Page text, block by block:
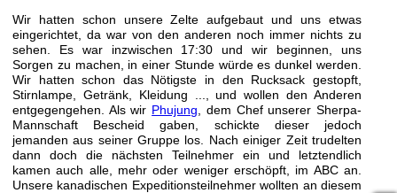
Wir hatten schon unsere Zelte aufgebaut und uns etwas
eingerichtet, da war von den anderen noch immer nichts zu
sehen. Es war inzwischen 17:30 und wir beginnen, uns
Sorgen zu machen, in einer Stunde würde es dunkel werden.
Wir hatten schon das Nötigste in den Rucksack gestopft,
Stirnlampe, Getränk, Kleidung ..., und wollen den Anderen
entgegengehen. Als wir Phujung, dem Chef unserer Sherpa-
Mannschaft Bescheid gaben, schickte dieser jedoch
jemanden aus seiner Gruppe los. Nach einiger Zeit trudelten
dann doch die nächsten Teilnehmer ein und letztendlich
kamen auch alle, mehr oder weniger erschöpft, im ABC an.
Unsere kanadischen Expeditionsteilnehmer wollten an diesem